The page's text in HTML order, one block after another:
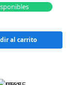
al carrito